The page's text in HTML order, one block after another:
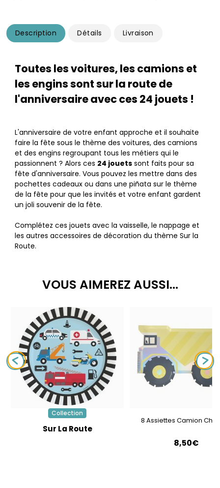
Description Détails Livraison
Toutes les voitures, les camions et
les engins sont sur la route de
l'anniversaire avec ces 24 jouets !
L'anniversaire de votre enfant approche et il souhaite
faire la fête sous le thème des voitures, des camions
et des engins regroupant tous les métiers qui le
passionnent ? Alors ces 24 jouets sont faits pour sa
fête d'anniversaire. Vous pouvez les mettre dans des
pochettes cadeaux ou dans une piñata sur le thème
de la fête pour que les invités et votre enfant gardent
un joli souvenir de la fête.
Complétez ces jouets avec la vaisselle, le nappage et
les autres accessoires de décoration du thème Sur la
Route.
VOUS AIMEREZ AUSSI...
Collection
Sur La Route
8 Assiettes Camion
8,50€